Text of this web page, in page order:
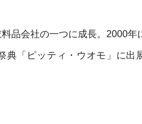
品会社の一つに成長。2000年
典「ピッティ・ウオモ」に出